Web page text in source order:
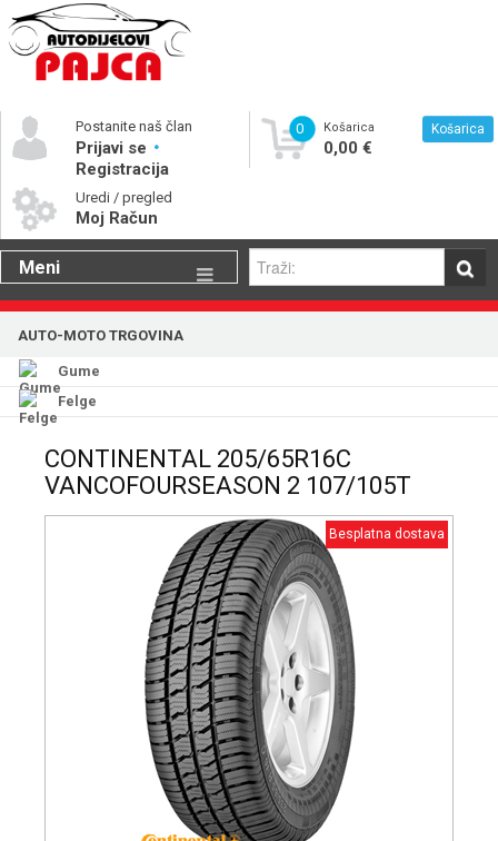
Postanite naš član
Prijavi se
Registracija
Uredi / pregled
Moj Račun
0 Košarica
0,00 €
Košarica
Meni
Gume
Katalog rezervnih dijelova
AUTO-MOTO TRGOVINA
Gume
Felge
CONTINENTAL 205/65R16C
VANCOFOURSEASON 2 107/105T
Besplatna dostava